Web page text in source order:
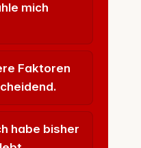
mich
Faktoren
habe bisher